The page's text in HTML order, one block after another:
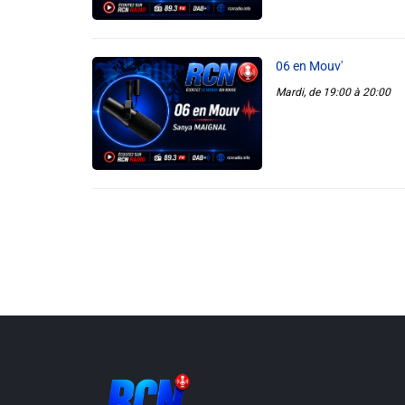
06 en Mouv'
Mardi, de 19:00 à 20:00